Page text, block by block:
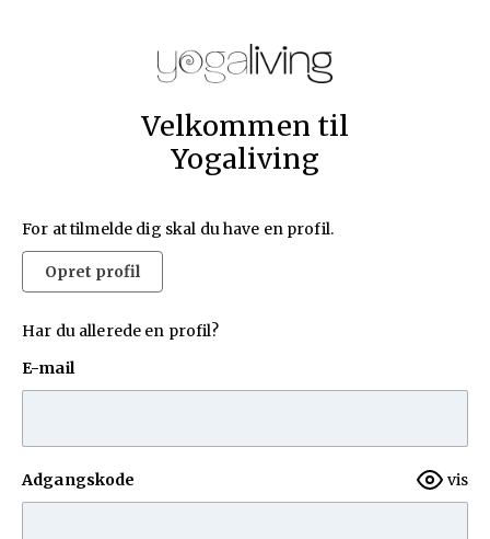
Velkommen til
Yogaliving
For at tilmelde dig skal du have en profil.
Opret profil
Har du allerede en profil?
E-mail
Adgangskode vis